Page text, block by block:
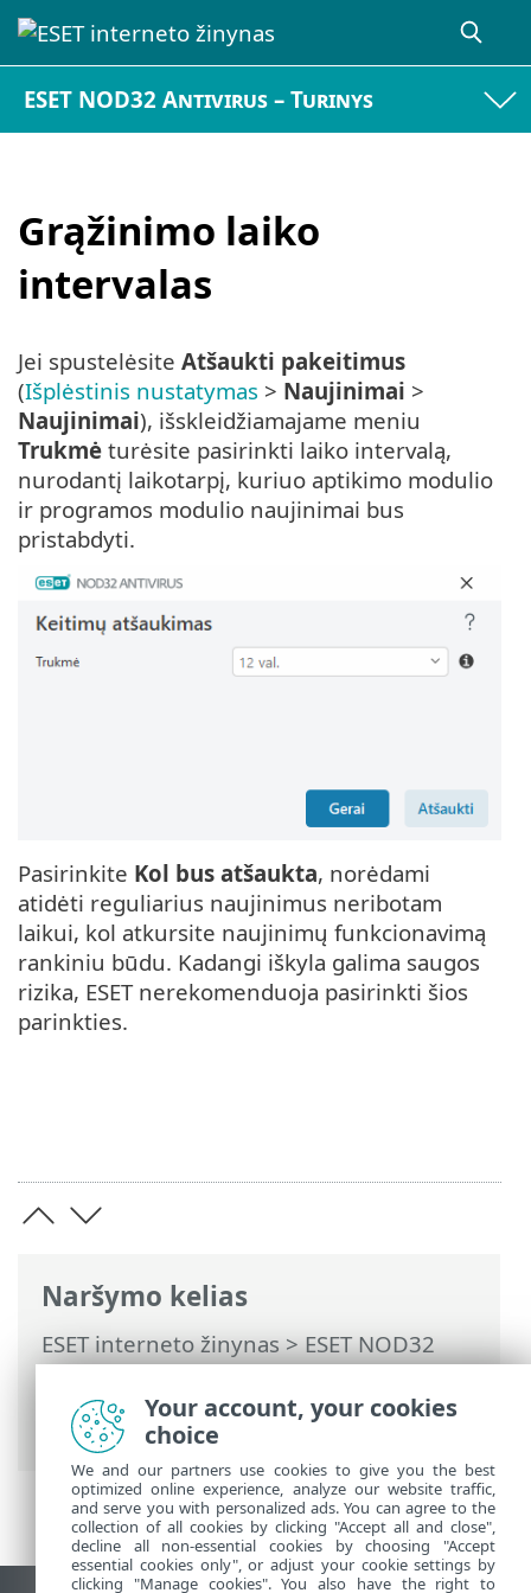
ESET NOD32 Antivirus – Turinys
Grąžinimo laiko
intervalas
Naršymo kelias
ESET interneto žinynas>ESET NOD32
Antivirus>Išplėstinis nustatymas>
Naujinimai>Naujinimo keitimų
atšaukimas> Grąžinimo laiko intervalas
Jei spustelėsite Atšaukti pakeitimus
(Išplėstinis nustatymas > Naujinimai >
Naujinimai), išskleidžiamajame meniu
Trukmė turėsite pasirinkti laiko intervalą,
nurodantį laikotarpį, kuriuo aptikimo modulio
ir programos modulio naujinimai bus
pristabdyti.
Pasirinkite Kol bus atšaukta, norėdami
atidėti reguliarius naujinimus neribotam
laikui, kol atkursite naujinimų funkcionavimą
rankiniu būdu. Kadangi iškyla galima saugos
rizika, ESET nerekomenduoja pasirinkti šios
parinkties.
Your account, your cookies
choice
We and our partners use cookies to give you the best
optimized online experience, analyze our website traffic,
and serve you with personalized ads. You can agree to the
collection of all cookies by clicking "Accept all and close",
decline all non-essential cookies by choosing "Accept
essential cookies only", or adjust your cookie settings by
clicking "Manage cookies". You also have the right to